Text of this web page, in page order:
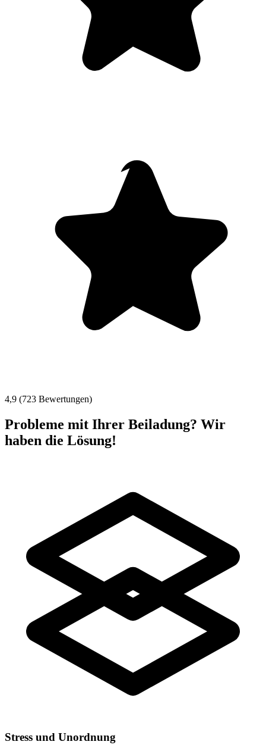
4,9 (723 Bewertungen)
Probleme mit Ihrer Beiladung? Wir
haben die Lösung!
Stress und Unordnung